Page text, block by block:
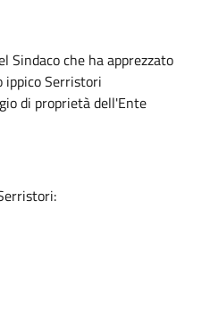
Sindaco che ha apprezzato
Serristori
di proprietà dell'Ente